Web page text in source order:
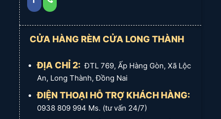
CỬA HÀNG RÈM CỬA LONG THÀNH
ĐỊA CHỈ 2: ĐTL 769, Ấp Hàng Gòn, Xã Lộc
An, Long Thành, Đồng Nai
ĐIỆN THOẠI HỖ TRỢ KHÁCH HÀNG:
0938 809 994 Ms. (tư vấn 24/7)